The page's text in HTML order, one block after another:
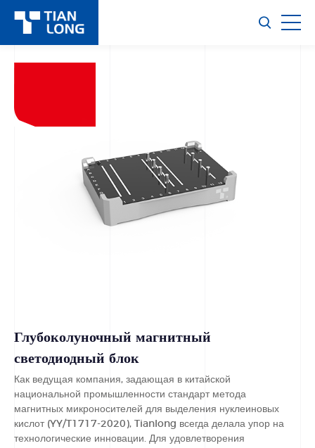
Глубоколуночный магнитный
светодиодный блок
Как ведущая компания, задающая в китайской
национальной промышленности стандарт метода
магнитных микроносителей для выделения нуклеиновых
кислот (YY/T1717-2020), Tianlong всегда делала упор на
технологические инновации. Для удовлетворения